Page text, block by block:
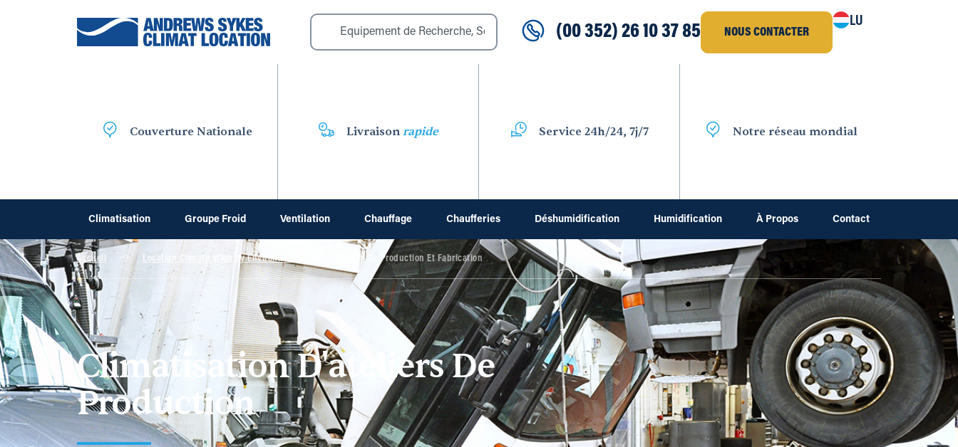
(00 352) 26 10 37 85 NOUS CONTACTER
LU
Couverture Nationale Livraison rapide Service 24h/24, 7j/7 Notre réseau mondial
Climatisation Groupe Froid Ventilation Chauffage Chaufferies Déshumidification Humidification À Propos Contact
Accueil Location Climatisation By Environment Ateliers De Production Et Fabrication
Climatisation D'ateliers De
Production